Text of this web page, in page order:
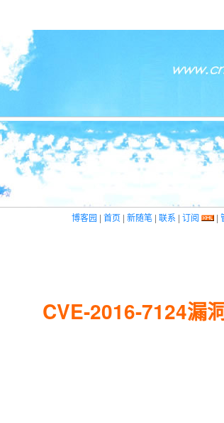
博客园 | 首页 | 新随笔 | 联系 | 订阅 |
CVE-2016-7124漏